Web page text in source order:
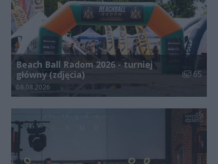
Beach Ball Radom 2026 - turniej
główny (zdjęcia)
Liczba
65
Data dodania galerii:
08.08.2026